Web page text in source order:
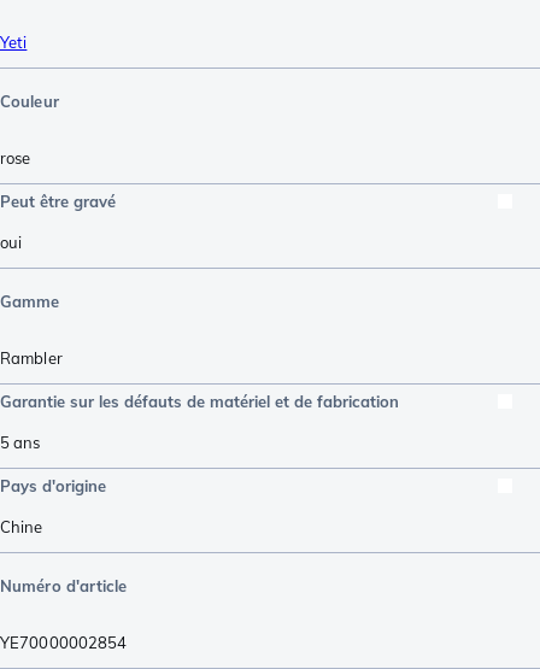
Yeti
Couleur
rose
Peut être gravé
oui
Gamme
Rambler
Garantie sur les défauts de matériel et de fabrication
5 ans
Pays d'origine
Chine
Numéro d'article
YE70000002854